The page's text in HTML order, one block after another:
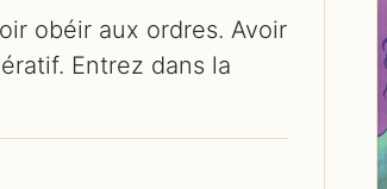
obéir aux ordres. Avoir
Entrez dans la